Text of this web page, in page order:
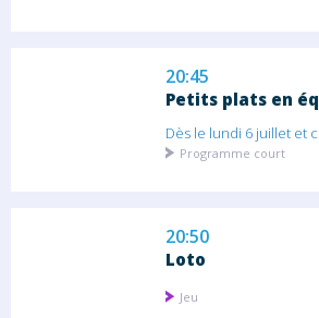
20:45
Petits plats en
Dès le lundi 6 juillet et
Programme court
20:50
Loto
Jeu